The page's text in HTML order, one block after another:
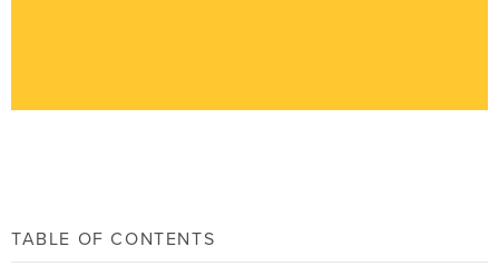
TABLE OF CONTENTS